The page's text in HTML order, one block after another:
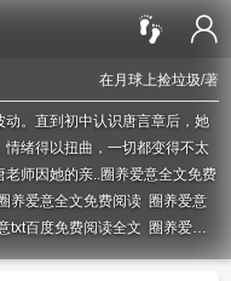
在月球上捡垃圾/著
。直到初中认识唐言章后，她
绪得以扭曲，一切都变得不太
老师因她的亲..圈养爱意全文免费
养爱意全文免费阅读 圈养爱意
txt百度免费阅读全文 圈养爱意
意情侣名圈养爱意gl.txt百度资